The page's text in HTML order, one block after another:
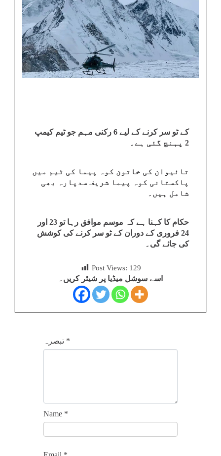
خبریں
انٹرٹینمنٹ
صحت
کھیل
ویڈیوز
قومی
سپلیمنٹس
کے ٹو سر کرنے کے لیے 6 رکنی مہم جو ٹیم کیمپ
2 پہنچ گئی ہے۔
تائیوان کی خاتون کوہ پیما کی ٹیم میں
پاکستانی کوہ پیما شریف سدپارہ بھی
شامل ہیں۔
حکام کا کہنا ہے کہ موسم موافق رہا تو 23 اور
24 فروری کے دوران کے ٹو سر کرنے کی کوشش
کی جائے گی۔
Post Views: 129
اسے سوشل میڈیا پر شیئر کریں۔
تبصرہ *
Name *